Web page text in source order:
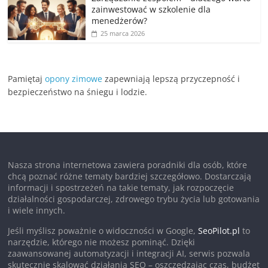
zainwestować w szkolenie dla
menedżerów?
25 marca 2026
Pamiętajopony zimowe zapewniają lepszą przyczepność i
bezpieczeństwo na śniegu i lodzie.
Nasza strona internetowa zawiera poradniki dla osób, które
chcą poznać różne tematy bardziej szczegółowo. Dostarczają
informacji i spostrzeżeń na takie tematy, jak rozpoczęcie
działalności gospodarczej, zdrowego trybu życia lub gotowania
i wiele innych.
Jeśli myślisz poważnie o widoczności w Google,SeoPilot.pl to
narzędzie, którego nie możesz pominąć. Dzięki
zaawansowanej automatyzacji i integracji AI, serwis pozwala
skutecznie skalować działania SEO – oszczędzając czas, budżet